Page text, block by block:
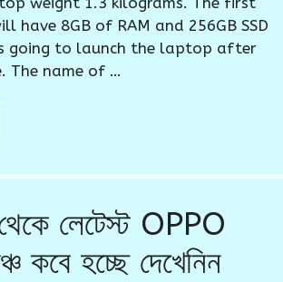
have 8GB of RAM and 256GB SSD
going to launch the laptop after
The name of …
লেটেস্ট OPPO
কবে হচ্ছে দেখেনিন